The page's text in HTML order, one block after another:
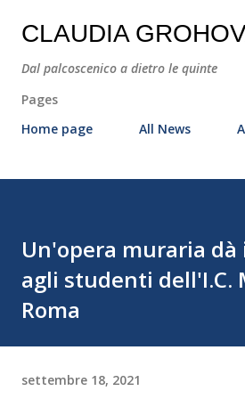
Passa ai contenuti
CLAUDIA
Dal palcoscenico a dietro le quinte
Pages
Home page
All News
Un'opera muraria
agli studenti dell'I.C.
Roma
settembre 18, 2021